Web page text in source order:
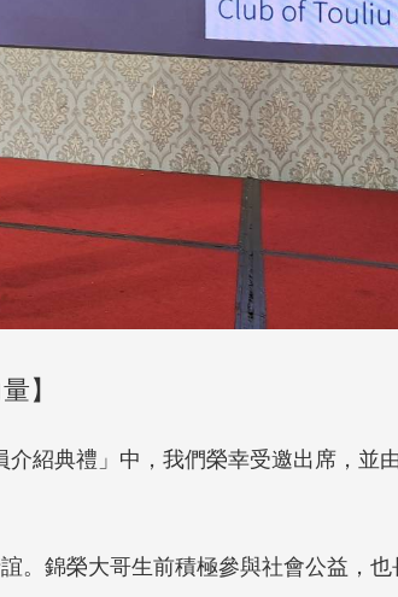
】
紹典禮」中，我們榮幸受邀出席，並
。錦榮大哥生前積極參與社會公益，